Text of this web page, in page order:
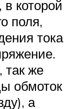
в которой
поля,
тока
так же
обмоток
а